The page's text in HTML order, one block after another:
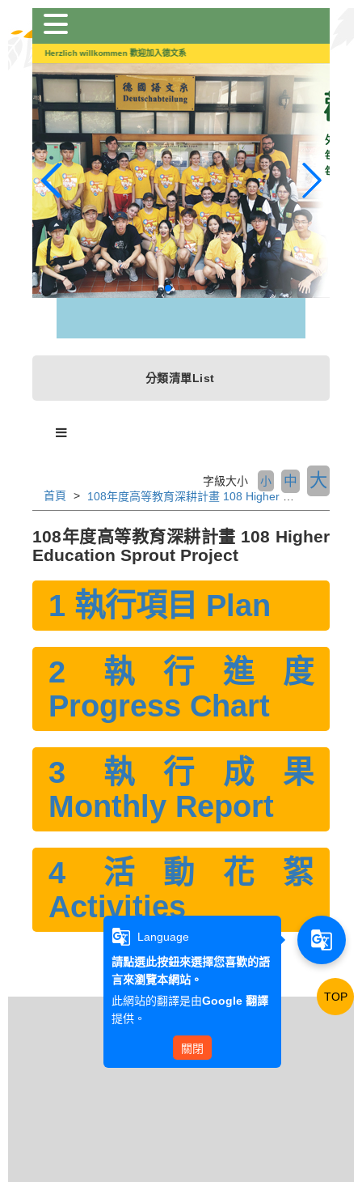
到
Herzlich willkommen 歡迎加入德文系
分類清單List
首頁 108年度高等教育深耕計畫 108 Higher Education Sprout Project
字級大小 小 中 大
108年度高等教育深耕計畫 108 Higher
Education Sprout Project
1 執行項目 Plan
2 執行進度
Progress Chart
3 執行成果
Monthly Report
4 活動花絮
Activities
TOP
g_translate
Language
請點選此按鈕來選擇您喜歡的語
言來瀏覽本網站。
此網站的翻譯是由Google 翻譯
提供。
關閉
g_translate